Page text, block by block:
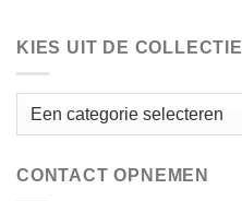
KIES UIT DE COLLECTIE
CONTACT OPNEMEN